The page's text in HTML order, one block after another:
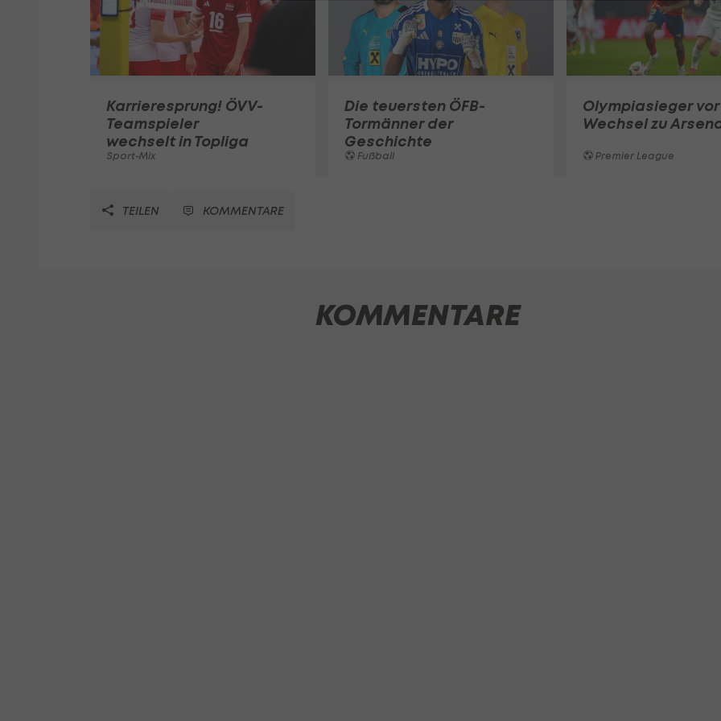
Karrieresprung! ÖVV-
Teamspieler
wechselt in Topliga
Sport-Mix
Die teuersten ÖFB-
Tormänner der
Geschichte
Fußball
Olympiasieger vor
Wechsel zu
Premier League
TEILEN KOMMENTARE
KOMMENTARE